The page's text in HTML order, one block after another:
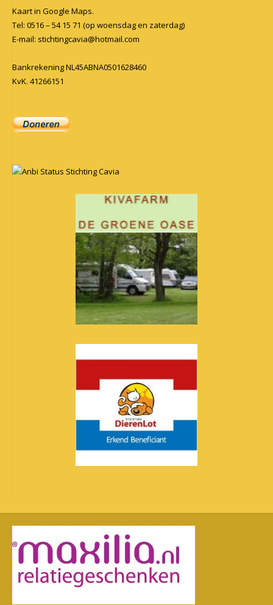
Kaart in Google Maps.
Tel: 0516 – 54 15 71 (op woensdag en zaterdag)
E-mail: stichtingcavia@hotmail.com
Bankrekening NL45ABNA0501628460
KvK. 41266151
Anbi Status Stichting Cavia